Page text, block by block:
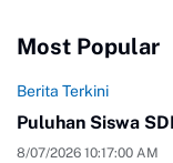
Most Popular
Berita Terkini
Puluhan Siswa
8/07/2026 10:17:00 AM